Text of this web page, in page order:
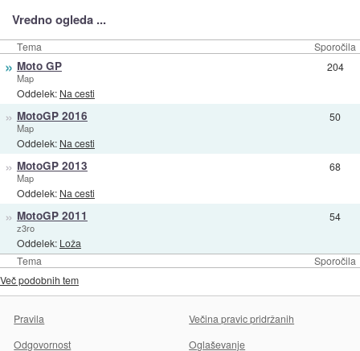
Vredno ogleda ...
Tema Sporočila
Tema Sporočila
» Moto GP
Map
Oddelek: Na cesti
204
» MotoGP 2016
Map
Oddelek: Na cesti
50
» MotoGP 2013
Map
Oddelek: Na cesti
68
» MotoGP 2011
z3ro
Oddelek: Loža
54
Več podobnih tem
Pravila
Večina pravic pridržanih
Odgovornost
Oglaševanje